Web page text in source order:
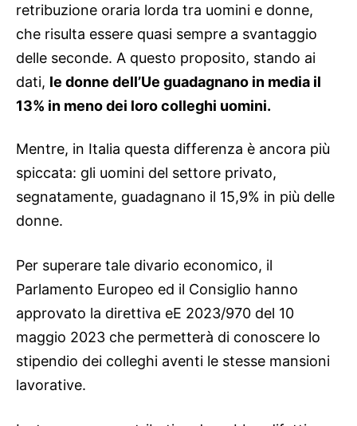
retribuzione oraria lorda tra uomini e donne,
che risulta essere quasi sempre a svantaggio
delle seconde. A questo proposito, stando ai
dati, le donne dell’Ue guadagnano in media il
13% in meno dei loro colleghi uomini.
Mentre, in Italia questa differenza è ancora più
spiccata: gli uomini del settore privato,
segnatamente, guadagnano il 15,9% in più delle
donne.
Per superare tale divario economico, il
Parlamento Europeo ed il Consiglio hanno
approvato la direttiva eE 2023/970 del 10
maggio 2023 che permetterà di conoscere lo
stipendio dei colleghi aventi le stesse mansioni
lavorative.